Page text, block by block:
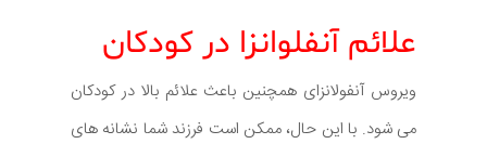
علائم آنفلوانزا در کودکان
ویروس آنفولانزای همچنین باعث علائم بالا در کودکان
می شود. با این حال، ممکن است فرزند شما نشانه های